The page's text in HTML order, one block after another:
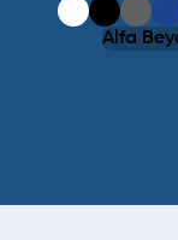
Alfa